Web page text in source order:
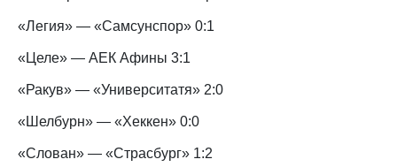
«Легия» — «Самсунспор» 0:1
«Целе» — АЕК Афины 3:1
«Ракув» — «Университатя» 2:0
«Шелбурн» — «Хеккен» 0:0
«Слован» — «Страсбург» 1:2